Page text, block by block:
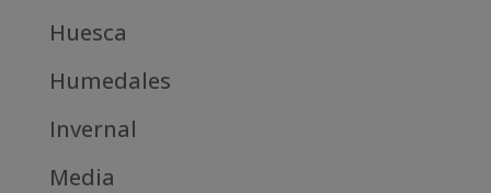
Huesca
Humedales
Invernal
Media